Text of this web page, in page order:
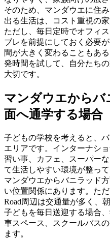
そのため、マンダウエに住
出る生活は、コスト重視の
ただし、毎日定時でオフィ
ブレを前提にしておく必要
間が大きく変わることもあ
発時間を試して、自分たち
大切です。
マンダウエからバ
面へ通学する場合
子どもの学校を考えると、
エリアです。インターナシ
習い事、カフェ、スーパー
て生活しやすい環境が整って
マンダウエからバニラッド
い位置関係にあります。た
Road周辺は交通量が多く、
子どもを毎日送迎する場合
車スペース、スクールバス
ます。